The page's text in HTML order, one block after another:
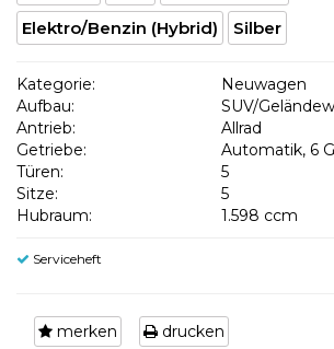
Elektro/Benzin (Hybrid) Silber
Kategorie:
Neuwagen
Aufbau:
SUV/
Antrieb:
Allrad
Getriebe:
Automatik, 6
Türen:
5
Sitze:
5
Hubraum:
1.598 ccm
Serviceheft
merken drucken